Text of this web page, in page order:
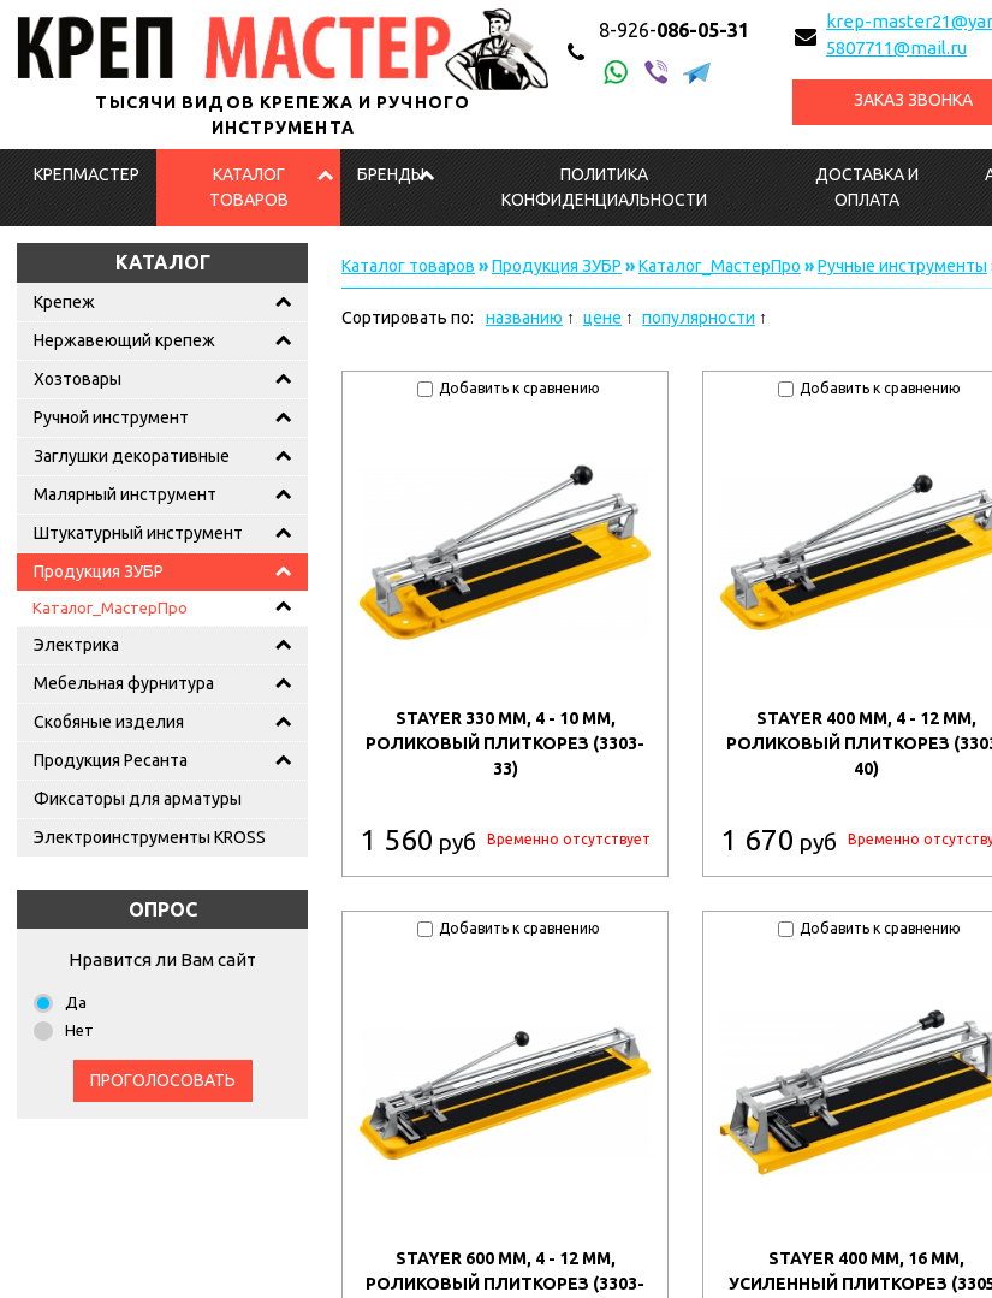
ТЫСЯЧИ ВИДОВ КРЕПЕЖА И РУЧНОГО
ИНСТРУМЕНТА
8-926-086-05-31
krep-
5807711@mail.ru
ЗАКАЗ ЗВОНКА
КРЕПМАСТЕР
КАТАЛОГ
ТОВАРОВ
БРЕНДЫ
ПОЛИТИКА
КОНФИДЕНЦИАЛЬНОСТИ
ДОСТАВКА И
ОПЛАТА
КАТАЛОГ
Крепеж
Нержавеющий крепеж
Хозтовары
Ручной инструмент
Заглушки декоративные
Малярный инструмент
Штукатурный инструмент
Продукция ЗУБР
Каталог_МастерПро
Электрика
Мебельная фурнитура
Скобяные изделия
Продукция Ресанта
Фиксаторы для арматуры
Электроинструменты KROSS
ОПРОС
Нравится ли Вам сайт
Да
Нет
ПРОГОЛОСОВАТЬ
Каталог товаров »Продукция ЗУБР »Каталог_МастерПро »Ручные инструменты
Сортировать по: названию цене популярности
Добавить к сравнению
STAYER 330 ММ, 4 - 10 ММ,
РОЛИКОВЫЙ ПЛИТКОРЕЗ (3303-
33)
1 560 руб Временно отсутствует
Добавить к сравнению
STAYER 400 ММ, 4 - 12 ММ,
РОЛИКОВЫЙ ПЛИТКОРЕЗ
40)
1 670 руб Временно
Добавить к сравнению
STAYER 600 ММ, 4 - 12 ММ,
РОЛИКОВЫЙ ПЛИТКОРЕЗ (3303-
Добавить к сравнению
STAYER 400 ММ, 16 ММ,
УСИЛЕННЫЙ ПЛИТКОРЕЗ